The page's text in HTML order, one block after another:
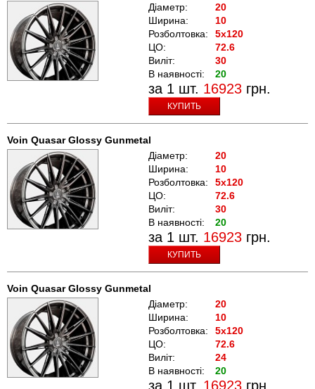
Діаметр:
20
Ширина:
10
Розболтовка:
5x120
ЦО:
72.6
Виліт:
30
В наявності:
20
за 1 шт. 16923 грн.
КУПИТЬ
Voin Quasar Glossy Gunmetal
Діаметр:
20
Ширина:
10
Розболтовка:
5x120
ЦО:
72.6
Виліт:
30
В наявності:
20
за 1 шт. 16923 грн.
КУПИТЬ
Voin Quasar Glossy Gunmetal
Діаметр:
20
Ширина:
10
Розболтовка:
5x120
ЦО:
72.6
Виліт:
24
В наявності:
20
за 1 шт. 16923 грн.